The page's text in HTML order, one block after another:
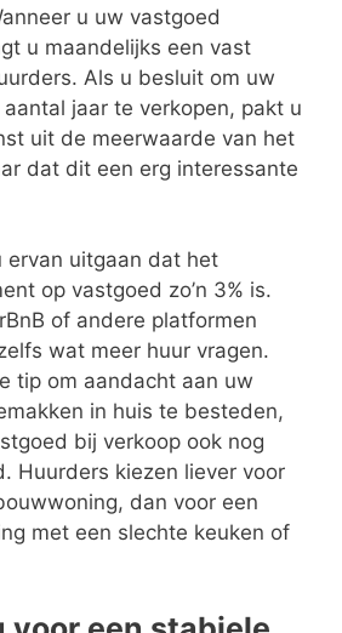
u uw vastgoed
u maandelijks een vast
Als u besluit om uw
jaar te verkopen, pakt u
uit de meerwaarde van het
dat dit een erg interessante
ervan uitgaan dat het
op vastgoed zo’n 3% is.
of andere platformen
wat meer huur vragen.
tip om aandacht aan uw
in huis te besteden,
bij verkoop ook nog
Huurders kiezen liever voor
dan voor een
met een slechte keuken of